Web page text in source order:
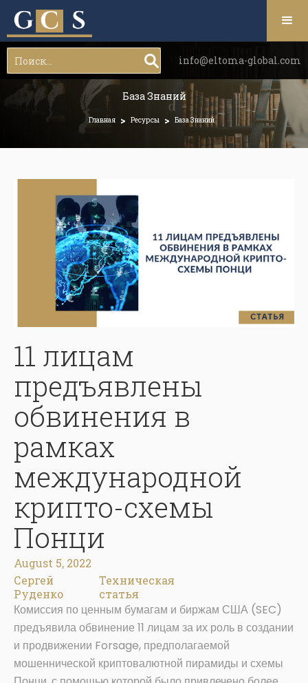
info@eltoma-global.com
База Знаний
Главная > Ресурсы > База Знаний
11 лицам
предъявлены
обвинения в
рамках
международной
крипто-схемы
Понци
August 5, 2022
Сергей
Руденко
Техническая
статья
Комиссия по ценным бумагам и биржам США (SEC)
предъявила обвинение 11 лицам за их роль в создании
и продвижении Forsage, предполагаемой
мошеннической криптовалютной пирамиды и схемы